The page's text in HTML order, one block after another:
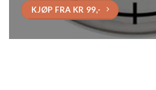
KJØP FRA KR 99,-